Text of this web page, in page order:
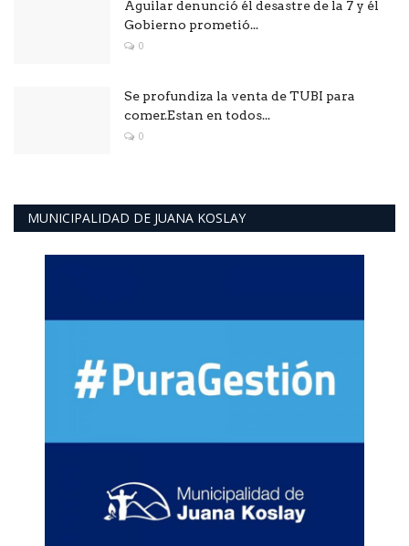
Aguilar denunció él desastre de la 7 y él
Gobierno prometió...
0
Se profundiza la venta de TUBI para
comer.Estan en todos...
0
MUNICIPALIDAD DE JUANA KOSLAY